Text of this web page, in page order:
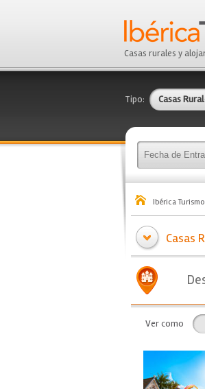
Casas rurales y
Tipo: Casas
Ibérica Turismo
Casas
Ver como